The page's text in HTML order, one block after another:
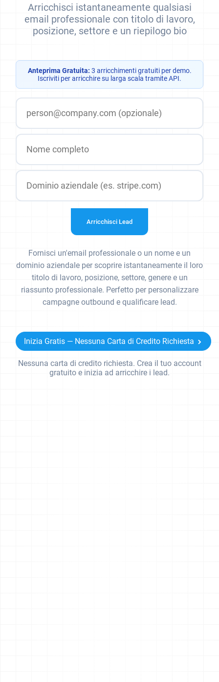
Arricchisci istantaneamente qualsiasi
email professionale con titolo di lavoro,
posizione, settore e un riepilogo bio
Anteprima Gratuita: 3 arricchimenti gratuiti per demo.
Iscriviti per arricchire su larga scala tramite API.
Arricchisci Lead
Fornisci un'email professionale o un nome e un
dominio aziendale per scoprire istantaneamente il loro
titolo di lavoro, posizione, settore, genere e un
riassunto professionale. Perfetto per personalizzare
campagne outbound e qualificare lead.
Inizia Gratis — Nessuna Carta di Credito Richiesta
Nessuna carta di credito richiesta. Crea il tuo account
gratuito e inizia ad arricchire i lead.